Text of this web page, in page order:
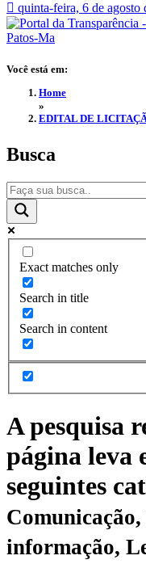
quinta-feira, 6 de agosto
Você está em:
Home
»
EDITAL DE
Busca
Exact matches only
Search in title
Search in content
A pesquisa
página leva
seguintes
Comunicação,
informação,